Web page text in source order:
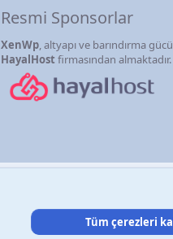
Resmi Sponsorlar
XenWp, altyapı ve barındırma
HayalHost firmasından almaktadır.
Gizlilik politikası Yardım